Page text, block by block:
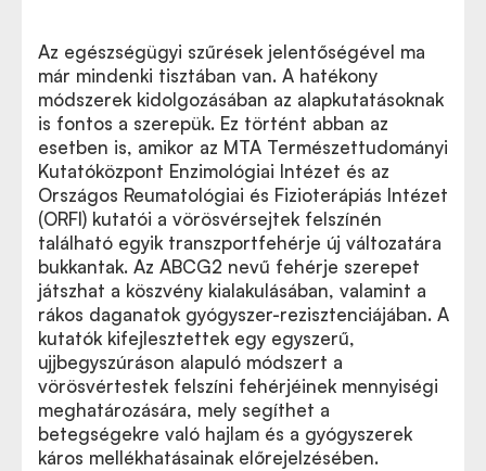
Az egészségügyi szűrések jelentőségével ma
már mindenki tisztában van. A hatékony
módszerek kidolgozásában az alapkutatásoknak
is fontos a szerepük. Ez történt abban az
esetben is, amikor az MTA Természettudományi
Kutatóközpont Enzimológiai Intézet és az
Országos Reumatológiai és Fizioterápiás Intézet
(ORFI) kutatói a vörösvérsejtek felszínén
található egyik transzportfehérje új változatára
bukkantak. Az ABCG2 nevű fehérje szerepet
játszhat a köszvény kialakulásában, valamint a
rákos daganatok gyógyszer-rezisztenciájában. A
kutatók kifejlesztettek egy egyszerű,
ujjbegyszúráson alapuló módszert a
vörösvértestek felszíni fehérjéinek mennyiségi
meghatározására, mely segíthet a
betegségekre való hajlam és a gyógyszerek
káros mellékhatásainak előrejelzésében.